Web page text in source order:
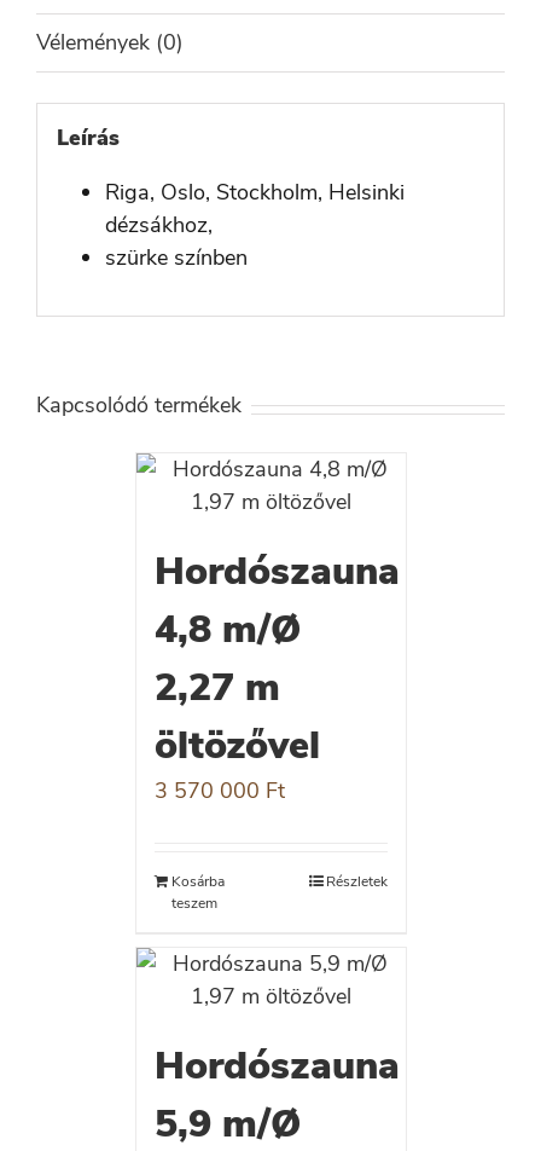
Vélemények (0)
Leírás
Riga, Oslo, Stockholm, Helsinki
dézsákhoz,
szürke színben
Kapcsolódó termékek
Hordószauna
4,8 m/Ø
2,27 m
öltözővel
3 570 000 Ft
Kosárba
teszem
Részletek
Hordószauna
5,9 m/Ø